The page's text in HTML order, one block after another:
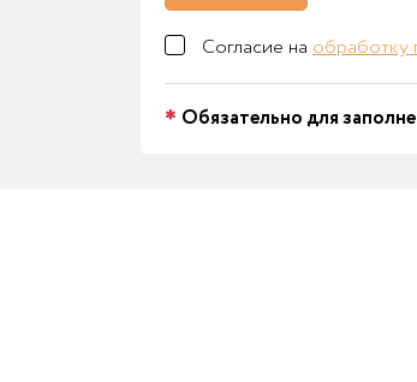
Согласие на обработку
Обязательно для